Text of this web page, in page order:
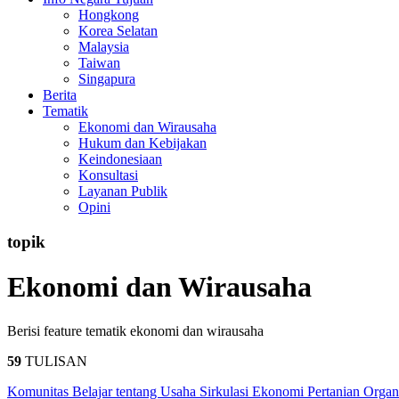
Hongkong
Korea Selatan
Malaysia
Taiwan
Singapura
Berita
Tematik
Ekonomi dan Wirausaha
Hukum dan Kebijakan
Keindonesiaan
Konsultasi
Layanan Publik
Opini
topik
Ekonomi dan Wirausaha
Berisi feature tematik ekonomi dan wirausaha
59 TULISAN
Komunitas Belajar tentang Usaha Sirkulasi Ekonomi Pertanian